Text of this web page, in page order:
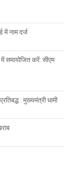
में नाम दर्ज
समायोजित करें: सीएम
: मुख्यमंत्री धामी